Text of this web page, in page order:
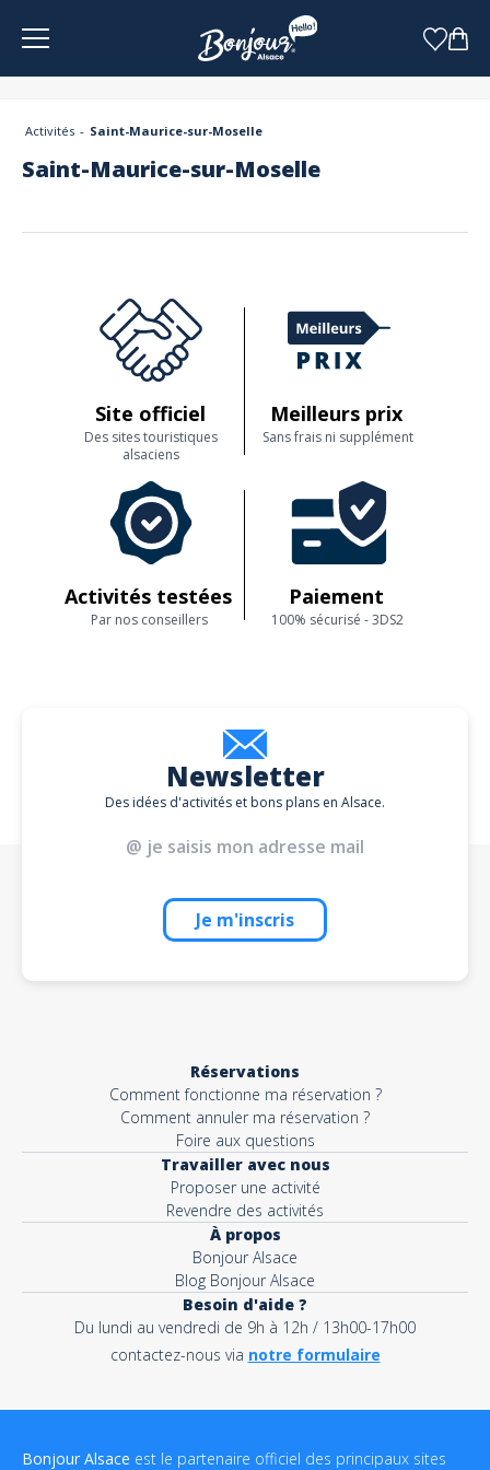
Activités Saint-Maurice-sur-Moselle
Saint-Maurice-sur-Moselle
Site officiel
Des sites touristiques
alsaciens
Meilleurs prix
Sans frais ni supplément
Activités testées
Par nos conseillers
Paiement
100% sécurisé - 3DS2
Newsletter
Des idées d'activités et bons plans en Alsace.
Je m'inscris
Réservations
Comment fonctionne ma réservation ?
Comment annuler ma réservation ?
Foire aux questions
Travailler avec nous
Proposer une activité
Revendre des activités
À propos
Bonjour Alsace
Blog Bonjour Alsace
Besoin d'aide ?
Du lundi au vendredi de 9h à 12h / 13h00-17h00
contactez-nous via notre formulaire
Bonjour Alsace est le partenaire officiel des principaux sites